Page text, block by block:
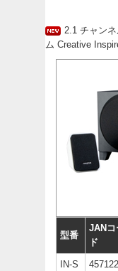
2.1 チャン
ム Creative
型番
JANコ
ド
IN-S